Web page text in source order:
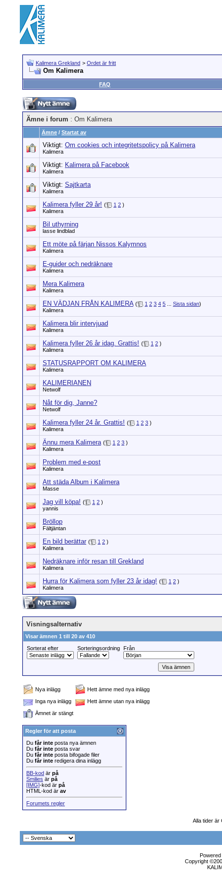
Kalimera Grekland > Ordet är fritt
Om Kalimera
FAQ
Ämne i forum : Om Kalimera
Ämne / Startat av
Viktigt: Om cookies och integritetspolicy på Kalimera
Kalimera
Viktigt: Kalimera på Facebook
Kalimera
Viktigt: Sajtkarta
Kalimera
Kalimera fyller 29 år! ( 1 2 )
Kalimera
Bil uthyrning
lasse lindblad
Ett möte på färjan Nissos Kalymnos
Kalimera
E-guider och nedräknare
Kalimera
Mera Kalimera
Kalimera
EN VÄDJAN FRÅN KALIMERA ( 1 2 3 4 5 Sista sidan)
Kalimera
Kalimera blir intervjuad
Kalimera
Kalimera fyller 26 år idag. Grattis! ( 1 2 )
Kalimera
STATUSRAPPORT OM KALIMERA
Kalimera
KALIMERIANEN
Netwolf
Nåt för dig, Janne?
Netwolf
Kalimera fyller 24 år. Grattis! ( 1 2 3 )
Kalimera
Ännu mera Kalimera ( 1 2 3 )
Kalimera
Problem med e-post
Kalimera
Att städa Album i Kalimera
Masse
Jag vill köpa! ( 1 2 )
yannis
Bröllop
Fältjäntan
En bild berättar ( 1 2 )
Kalimera
Nedräknare inför resan till Grekland
Kalimera
Hurra för Kalimera som fyller 23 år idag! ( 1 2 )
Kalimera
Visningsalternativ
Visar ämnen 1 till 20 av 410
Sorterat efter
Sorteringsordning Från
Nya inlägg
Hett ämne med nya inlägg
Inga nya inlägg
Hett ämne utan nya inlägg
Ämnet är stängt
Regler för att posta
Du får inte posta nya ämnen
Du får inte posta svar
Du får inte posta bifogade filer
Du får inte redigera dina inlägg
BB-kod är på
Smilies är på
[IMG]-kod är på
HTML-kod är av
Forumets regler
Alla tider är
Copyright